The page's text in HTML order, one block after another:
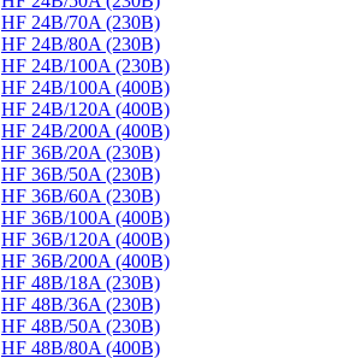
HF 24B/70A (230B)
HF 24B/80A (230B)
HF 24B/100A (230B)
HF 24B/100A (400B)
HF 24B/120A (400B)
HF 24B/200A (400B)
HF 36B/20A (230B)
HF 36B/50A (230B)
HF 36B/60A (230B)
HF 36B/100A (400B)
HF 36B/120A (400B)
HF 36B/200A (400B)
HF 48B/18A (230B)
HF 48B/36A (230B)
HF 48B/50A (230B)
HF 48B/80A (400B)